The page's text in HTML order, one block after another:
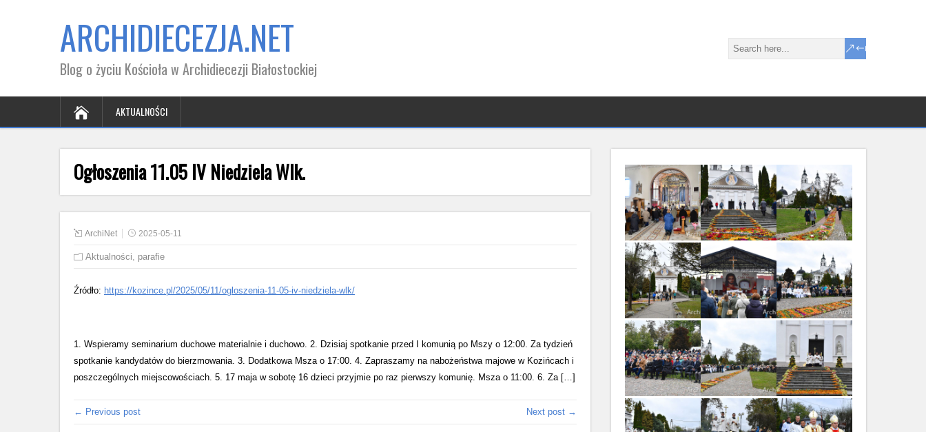
ARCHIDIECEZJA.NET
Blog o życiu Kościoła w Archidiecezji Białostockiej
AKTUALNOŚCI
Ogłoszenia 11.05 IV Niedziela Wlk.
ArchiNet 2025-05-11
Aktualności, parafie
Źródło: https://kozince.pl/2025/05/11/ogloszenia-11-05-iv-niedziela-wlk/
1. Wspieramy seminarium duchowe materialnie i duchowo. 2. Dzisiaj spotkanie przed I komunią po Mszy o 12:00. Za tydzień
spotkanie kandydatów do bierzmowania. 3. Dodatkowa Msza o 17:00. 4. Zapraszamy na nabożeństwa majowe w Kozińcach i
poszczególnych miejscowościach. 5. 17 maja w sobotę 16 dzieci przyjmie po raz pierwszy komunię. Msza o 11:00. 6. Za […]
← Previous post Next post →